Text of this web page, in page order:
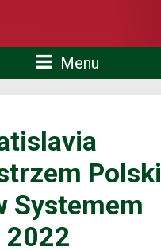
Menu
Polski
Systemem
2022